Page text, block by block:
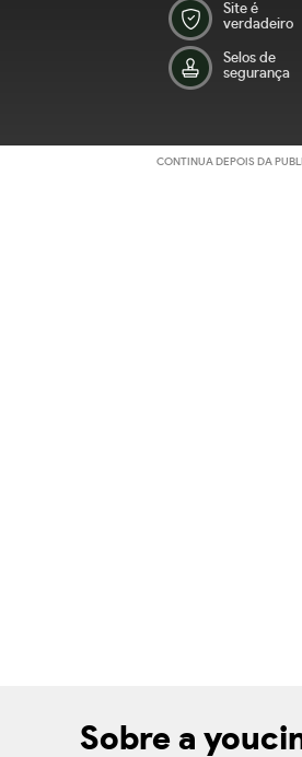
Site é
verdadeiro
Selos de
segurança
CONTINUA DEPOIS DA
Sobre a